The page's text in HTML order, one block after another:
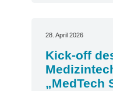
28. April 2026
Kick-off
„MedTech